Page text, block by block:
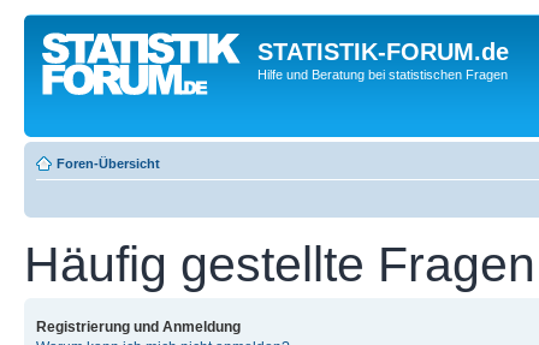
STATISTIK-FORUM.de
Hilfe und Beratung bei statistischen Fragen
Foren-Übersicht
Häufig gestellte Fragen
Registrierung und Anmeldung